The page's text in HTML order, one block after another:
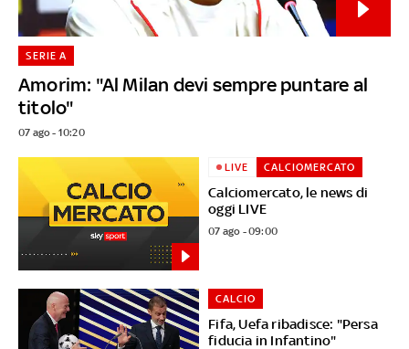
Amorim: "Al Milan devi sempre puntare al
titolo"
SERIE A
07 ago - 10:20
Calciomercato, le news di
oggi LIVE
LIVE CALCIOMERCATO
07 ago - 09:00
Fifa, Uefa ribadisce: "Persa
fiducia in Infantino"
CALCIO